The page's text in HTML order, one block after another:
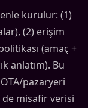
kurulur: (1)
(2) erişim
(amaç +
anlatım). Bu
pazaryeri
misafir verisi